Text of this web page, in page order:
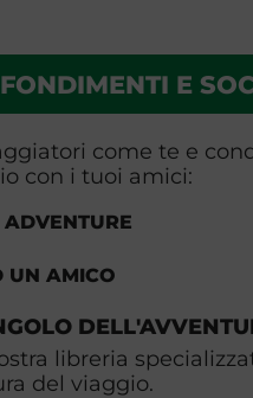
E
come te e
con i tuoi amici:
UN AMICO
libreria
del viaggio.